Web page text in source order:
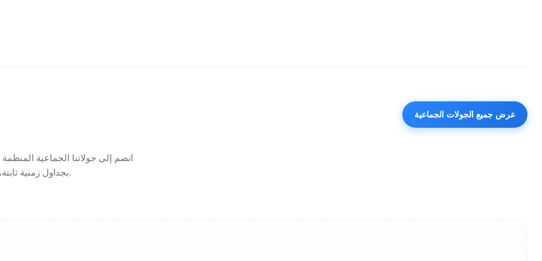
انضم إلى جولاتنا الجماعية
بجداول زمنية ثابتة، ومرشدين محترفين، وتجارب مشتركة، وقيمة ممتازة لرحلات لا تُنسى.
عرض جميع الجولات الجماعية